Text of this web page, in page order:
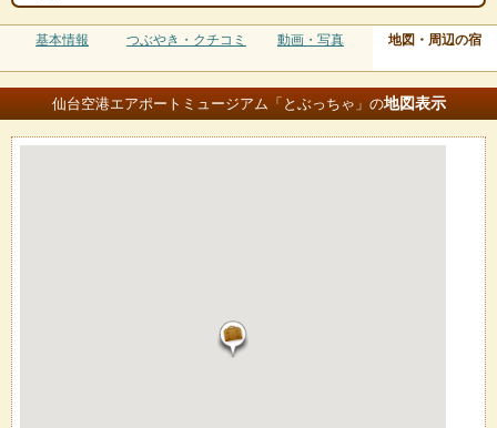
基本情報 つぶやき・クチコミ 動画・写真 地図・周辺の宿
仙台空港エアポートミュージアム「とぶっちゃ」の地図表示